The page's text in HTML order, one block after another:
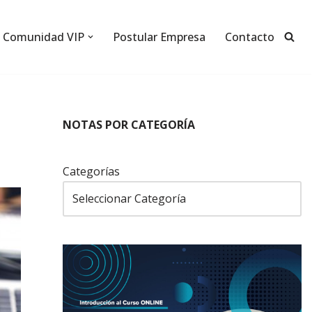
Comunidad VIP Postular Empresa Contacto
NOTAS POR CATEGORÍA
Categorías